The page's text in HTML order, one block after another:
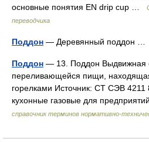
основные понятия EN drip cup …
переводчика
Поддон — Деревянный поддон …
Поддон — 13. Поддон Выдвижная
переливающейся пищи,
горелками Источник: СТ СЭВ
кухонные газовые для
справочник терминов нормативно-